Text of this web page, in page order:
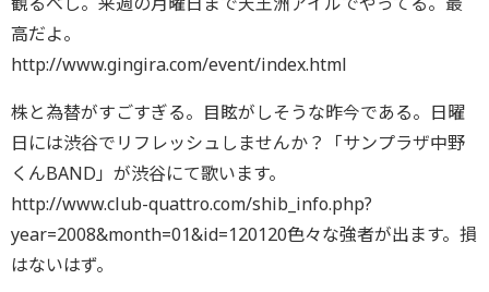
高だよ。
http://www.gingira.com/event/index.html
株と為替がすごすぎる。目眩がしそうな昨今である。日曜
日には渋谷でリフレッシュしませんか？「サンプラザ中野
くんBAND」が渋谷にて歌います。
http://www.club-quattro.com/shib_info.php?
year=2008&month=01&id=120120色々な強者が出ます。損
はないはず。